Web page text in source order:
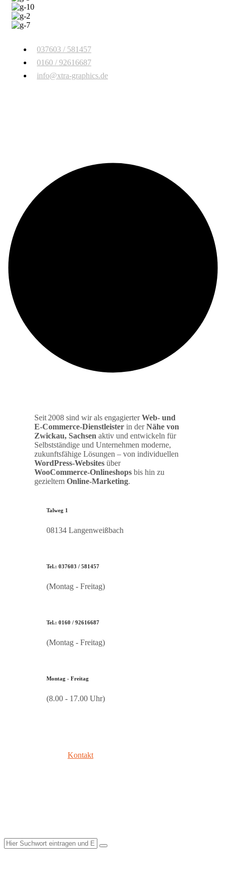
037603 / 581457
0160 / 92616687
info@xtra-graphics.de
Seit 2008 sind wir als engagierterWeb‑ und
E‑Commerce‑Dienstleister in derNähe von
Zwickau, Sachsen aktiv und entwickeln für
Selbstständige und Unternehmen moderne,
zukunftsfähige Lösungen – von individuellen
WordPress‑Websites über
WooCommerce‑Onlineshops bis hin zu
gezieltem Online‑Marketing.
Talweg 1
08134 Langenweißbach
Tel.: 037603 / 581457
(Montag - Freitag)
Tel.: 0160 / 92616687
(Montag - Freitag)
Montag - Freitag
(8.00 - 17.00 Uhr)
Kontakt